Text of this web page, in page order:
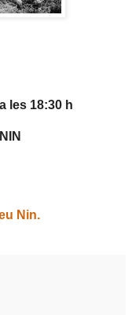
les 18:30 h
Nin.